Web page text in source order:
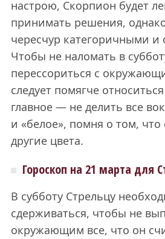
настрою, Скорпион будет
принимать решения,
чересчур категоричными
Чтобы не наломать в
перессориться с
следует помягче
главное — не делить все
и «белое», помня о том, что
другие цвета.
Гороскоп на 21 марта для
В субботу Стрельцу
сдерживаться, чтобы не
окружающим все, что он